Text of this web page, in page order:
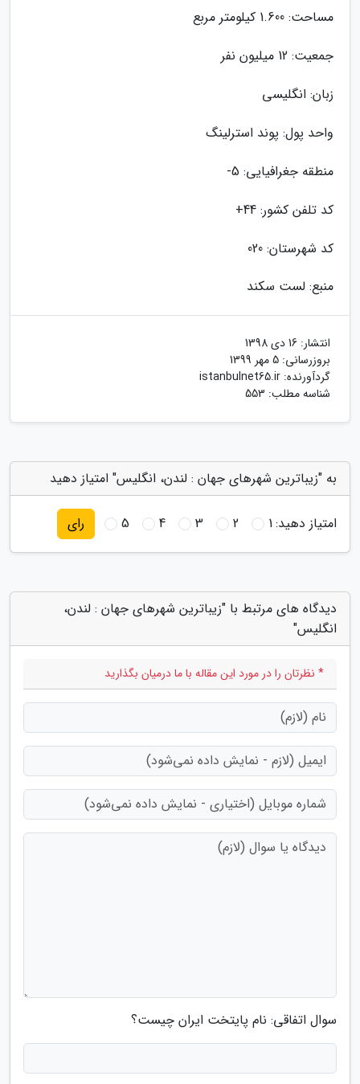
مساحت: 1.600 کیلومتر مربع
جمعیت: 12 میلیون نفر
زبان: انگلیسی
واحد پول: پوند استرلینگ
منطقه جغرافیایی: 5-
کد تلفن کشور: 44+
کد شهرستان: 020
منبع: لست سکند
انتشار: 16 دی 1398
بروزرسانی: 5 مهر 1399
گردآورنده: istanbulnet65.ir
شناسه مطلب: 553
به "زیباترین شهرهای جهان : لندن، انگلیس" امتیاز دهید
امتیاز دهید:1
2
3
4
5 رای
دیدگاه های مرتبط با "زیباترین شهرهای جهان : لندن،
انگلیس"
* نظرتان را در مورد این مقاله با ما درمیان بگذارید
سوال اتفاقی: نام پایتخت ایران چیست؟